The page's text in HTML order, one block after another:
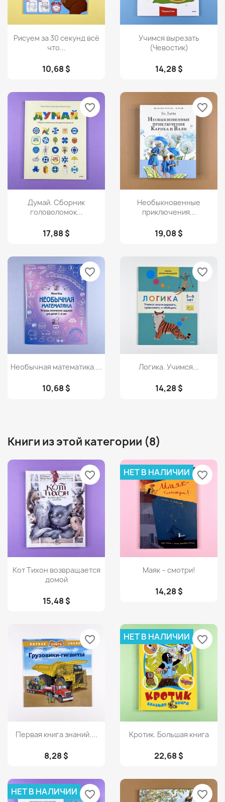
 Просмотр
Рисуем за 30 секунд всё
что...
10,68 $
Просмотр
Учимся вырезать
(Чевостик)
14,28 $
Просмотр
Думай. Сборник
головоломок...
17,88 $
favorite_border
Просмотр
Необыкновенные
приключения...
19,08 $
favorite_border
Просмотр
Необычная математика....
10,68 $
favorite_border
Просмотр
Логика. Учимся...
14,28 $
favorite_border
Книги из этой категории (8)
Просмотр
Кот Тихон возвращается
домой
15,48 $
favorite_border
Просмотр
Маяк – смотри!
14,28 $
НЕТ В НАЛИЧИИ favorite_border
Просмотр
Первая книга знаний....
8,28 $
favorite_border
 Просмотр
Кротик. Большая книга
22,68 $
НЕТ В НАЛИЧИИ favorite_border
НЕТ В НАЛИЧИИ favorite_border favorite_border